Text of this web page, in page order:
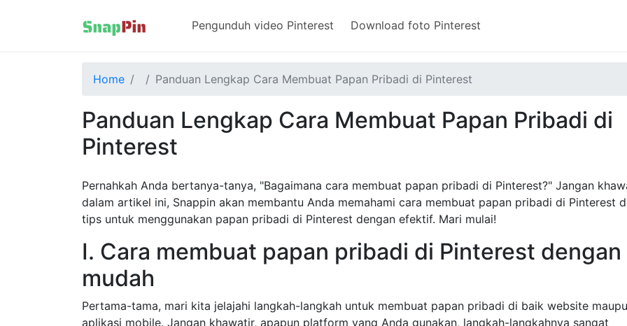
Pengunduh video Pinterest Download foto Pinterest
Home Panduan Lengkap Cara Membuat Papan Pribadi di Pinterest
Panduan Lengkap Cara Membuat Papan Pribadi di
Pinterest
Pernahkah Anda bertanya-tanya, "Bagaimana cara membuat papan pribadi di Pinterest?" Jangan
dalam artikel ini, Snappin akan membantu Anda memahami cara membuat papan pribadi di Pinterest
tips untuk menggunakan papan pribadi di Pinterest dengan efektif. Mari mulai!
I. Cara membuat papan pribadi di Pinterest dengan
mudah
Pertama-tama, mari kita jelajahi langkah-langkah untuk membuat papan pribadi di baik website
aplikasi mobile. Jangan khawatir, apapun platform yang Anda gunakan, langkah-langkahnya sangat